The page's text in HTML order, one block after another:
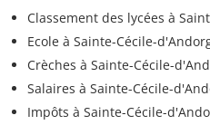
Classement des lycées à
Ecole à Sainte-Cécile-
Crèches à Sainte-Cécile-
Salaires à Sainte-Cécile-
Impôts à Sainte-Cécile-